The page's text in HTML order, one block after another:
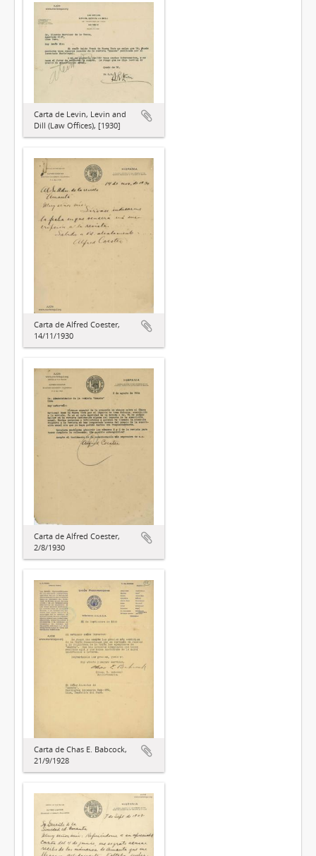
Carta de Levin, Levin and
Dill (Law Offices), [1930]
Carta de Alfred Coester,
14/11/1930
Carta de Alfred Coester,
2/8/1930
Carta de Chas E. Babcock,
21/9/1928